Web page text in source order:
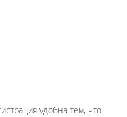
удобна тем, что